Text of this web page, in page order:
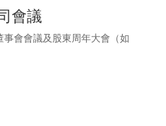
會議
會會議及股東周年大會（如